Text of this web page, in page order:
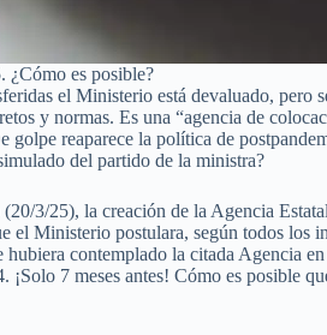
¿Cómo es posible?
el Ministerio está devaluado, pero
y normas. Es una “agencia de
reaparece la política de
del partido de la ministra?
3/25), la creación de la Agencia
el Ministerio postulara, según todos los
hubiera contemplado la citada Agencia
7 meses antes! Cómo es posible